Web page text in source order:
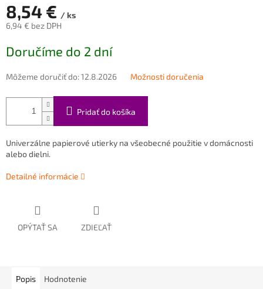
8,54 € / ks
6,94 € bez DPH
cena:
Doručíme do 2 dní
Môžeme doručiť do:12.8.2026 Možnosti doručenia
Pridať do košíka
Univerzálne papierové utierky na všeobecné použitie v domácnosti
alebo dielni.
Detailné informácie
OPÝTAŤ SA ZDIEĽAŤ
Popis Hodnotenie